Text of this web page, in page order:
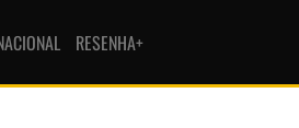
RESENHA+